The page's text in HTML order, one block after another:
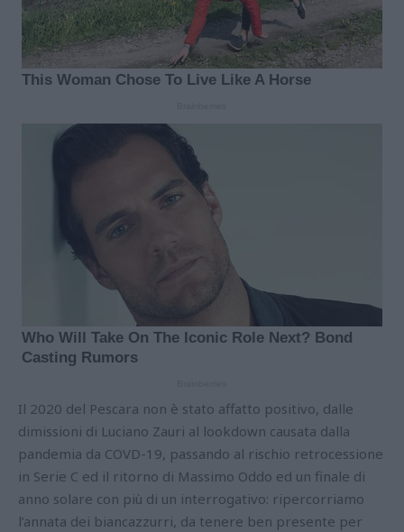
Il 2020 del Pescara non è stato affatto positivo, dalle
dimissioni di Luciano Zauri al lookdown causata dalla
pandemia da COVD-19, passando al rischio retrocessione
in Serie C ed il ritorno di Massimo Oddo ed un finale di
anno solare con più di un interrogativo: ripercorriamo
l’annata dei biancazzurri, da tenere ben presente per